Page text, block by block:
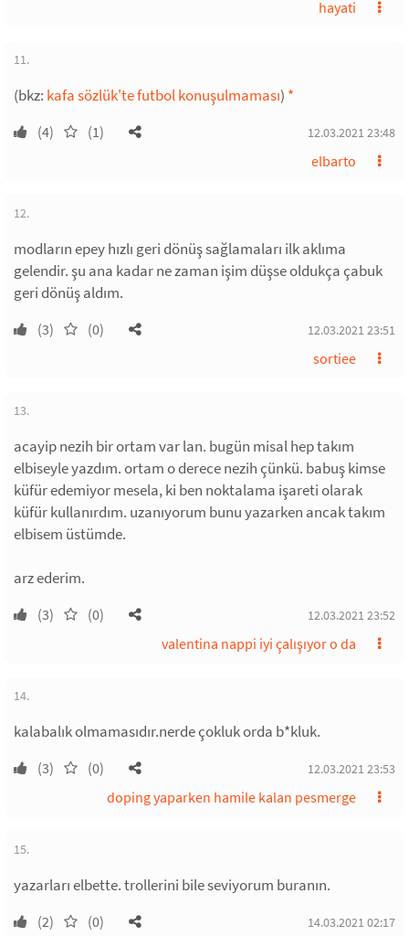
hayati
11.
(bkz: kafa sözlük'te futbol konuşulmaması) *
(4) (1) 12.03.2021 23:48
elbarto
12.
modların epey hızlı geri dönüş sağlamaları ilk aklıma
gelendir. şu ana kadar ne zaman işim düşse oldukça çabuk
geri dönüş aldım.
(3) (0) 12.03.2021 23:51
sortiee
13.
acayip nezih bir ortam var lan. bugün misal hep takım
elbiseyle yazdım. ortam o derece nezih çünkü. babuş kimse
küfür edemiyor mesela, ki ben noktalama işareti olarak
küfür kullanırdım. uzanıyorum bunu yazarken ancak takım
elbisem üstümde.
arz ederim.
(3) (0) 12.03.2021 23:52
valentina nappi iyi çalışıyor o da
14.
kalabalık olmamasıdır.nerde çokluk orda b*kluk.
(3) (0) 12.03.2021 23:53
doping yaparken hamile kalan pesmerge
15.
yazarları elbette. trollerini bile seviyorum buranın.
(2) (0) 14.03.2021 02:17